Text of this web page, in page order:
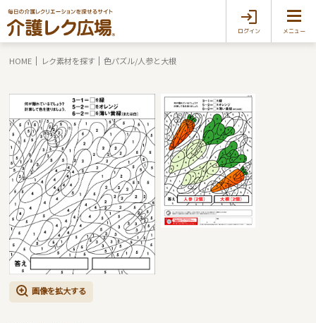
ログイン メニュー
HOME レク素材を探す 色パズル/人参と大根
画像を拡大する